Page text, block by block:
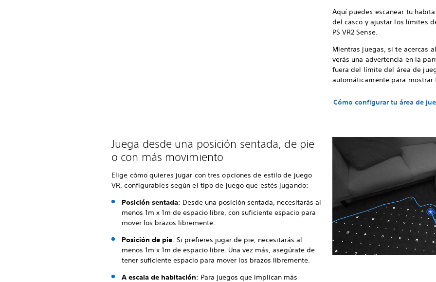
Aquí puedes escanear tu
del casco y ajustar los límites
PS VR2 Sense.
Mientras juegas, si te acercas
verás una advertencia en la
fuera del límite del área de
automáticamente para mostrar
Cómo configurar tu área de
Juega desde una posición sentada, de pie
o con más movimiento
Elige cómo quieres jugar con tres opciones de estilo de juego
VR, configurables según el tipo de juego que estés jugando:
Posición sentada: Desde una posición sentada, necesitarás al
menos 1m x 1m de espacio libre, con suficiente espacio para
mover los brazos libremente.
Posición de pie: Si prefieres jugar de pie, necesitarás al
menos 1m x 1m de espacio libre. Una vez más, asegúrate de
tener suficiente espacio para mover los brazos libremente.
A escala de habitación: Para juegos que implican más